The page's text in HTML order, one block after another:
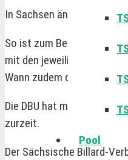
Pool
In Sachsen ändern sich
So ist zum Beispiel die
mit den jeweiligen
Wann zudem die
Die DBU hat mit der
zurzeit.
Der Sächsische Billard-